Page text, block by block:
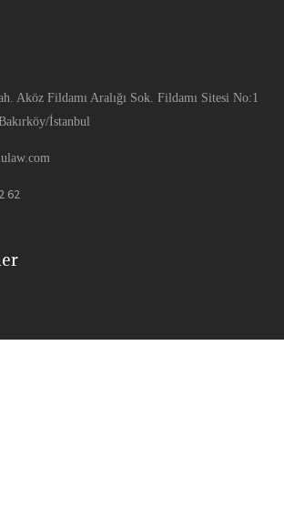
Aköz Fildamı Aralığı Sok. Fildamı Sitesi No:1
İstanbul
62